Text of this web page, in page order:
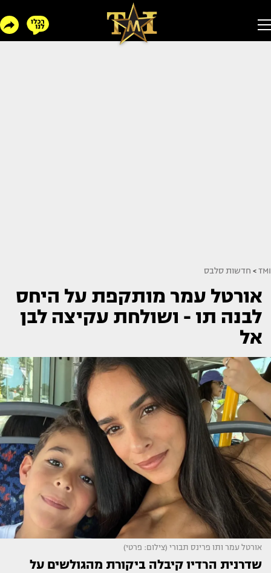
TMI
> חדשות סלבס
אורטל עמר מותקפת על היחס
לבנה תו - ושולחת עקיצה לבן
אל
אורטל עמר ותו פרינס תבורי (צילום: פרטי)
שדרנית הרדיו קיבלה ביקורת מהגולשים על